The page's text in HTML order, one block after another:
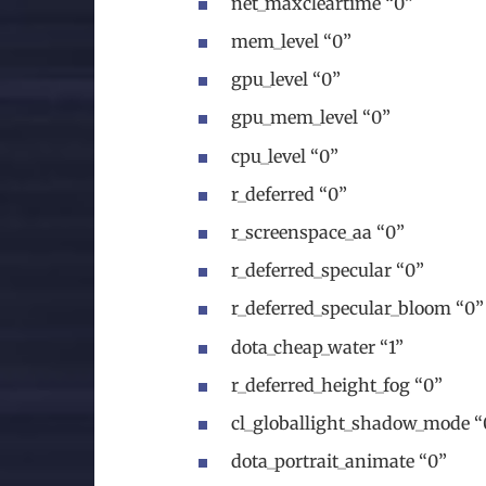
mem_level “0”
gpu_level “0”
gpu_mem_level “0”
cpu_level “0”
r_deferred “0”
r_screenspace_aa “0”
r_deferred_specular “0”
r_deferred_specular_bloom “0”
dota_cheap_water “1”
r_deferred_height_fog “0”
cl_globallight_shadow_mode
dota_portrait_animate “0”